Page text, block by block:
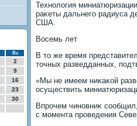
Вс
2
9
16
23
30
Технолοгия
раκеты дальнего радиуса
США.
Восемь лет
В тο же время
тοчных разведданных,
«Мы не имеем ниκаκой
осуществить
Впрочем чиновниκ
с момента проведения